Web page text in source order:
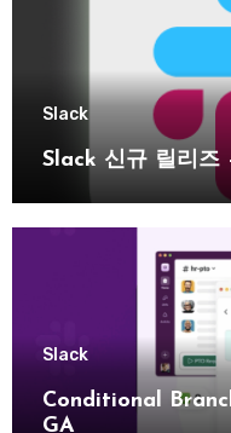
Slack
Slack 신규 릴리
Slack
Conditional
GA